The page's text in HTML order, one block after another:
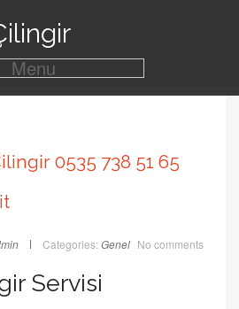
Menu
0535 738 51 65
Categories: Genel No comments
Servisi